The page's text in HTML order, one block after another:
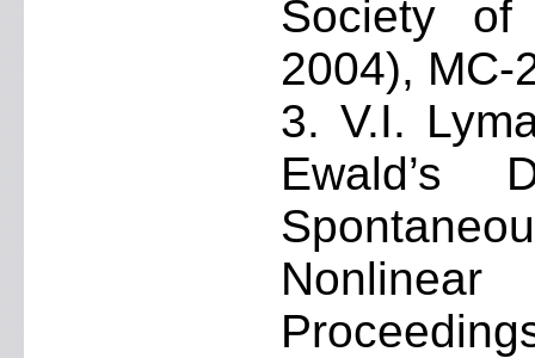
Society of
2004), MC-
3. V.I.
Ewald’s